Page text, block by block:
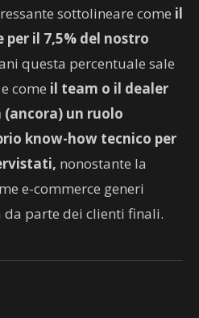
sottolineare come il
il 7,5% del nostro
questa percentuale sale
come il team o il dealer
un ruolo
know-how tecnico per
nonostante la
e-commerce generi
parte dei clienti finali.